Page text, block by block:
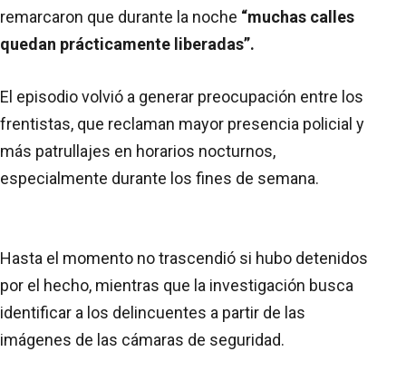
remarcaron que durante la noche “muchas calles
quedan prácticamente liberadas”.
El episodio volvió a generar preocupación entre los
frentistas, que reclaman mayor presencia policial y
más patrullajes en horarios nocturnos,
especialmente durante los fines de semana.
Hasta el momento no trascendió si hubo detenidos
por el hecho, mientras que la investigación busca
identificar a los delincuentes a partir de las
imágenes de las cámaras de seguridad.